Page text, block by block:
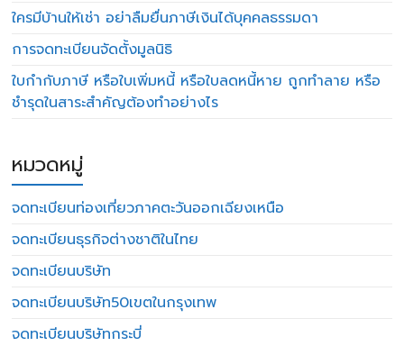
ใครมีบ้านให้เช่า อย่าลืมยื่นภาษีเงินได้บุคคลธรรมดา
การจดทะเบียนจัดตั้งมูลนิธิ
ใบกำกับภาษี หรือใบเพิ่มหนี้ หรือใบลดหนี้หาย ถูกทำลาย หรือ
ชำรุดในสาระสำคัญต้องทำอย่างไร
หมวดหมู่
จดทะเบียนท่องเที่ยวภาคตะวันออกเฉียงเหนือ
จดทะเบียนธุรกิจต่างชาติในไทย
จดทะเบียนบริษัท
จดทะเบียนบริษัท50เขตในกรุงเทพ
จดทะเบียนบริษัทกระบี่